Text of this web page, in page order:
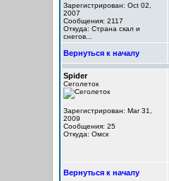
Зарегистрирован: Oct 02,
2007
Сообщения: 2117
Откуда: Cтрана скал и
снегов...
Вернуться к началу
Spider
Сеголеток
Зарегистрирован: Mar 31,
2009
Сообщения: 25
Откуда: Омск
Вернуться к началу